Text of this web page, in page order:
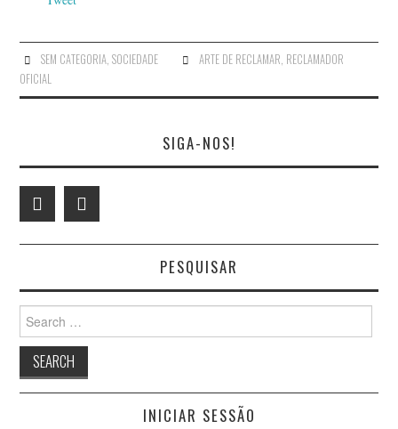
SEM CATEGORIA, SOCIEDADE ARTE DE RECLAMAR, RECLAMADOR
OFICIAL
SIGA-NOS!
PESQUISAR
Search
for:
INICIAR SESSÃO